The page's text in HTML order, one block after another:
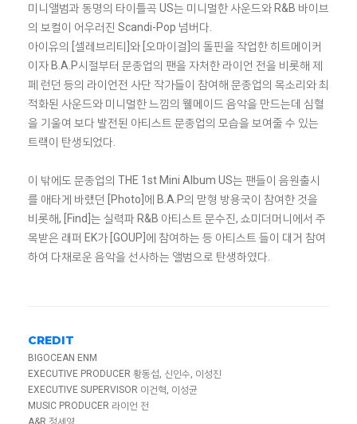
미니앨범과 동명의 타이틀곡 US는 미니멀한 사운드와 R&B 바이브
의 보컬이 어우러진 Scandi-Pop 넘버다.
아이유의 [셀레브리티]와 [오마이걸]의 돌핀을 작업한 히트메이커
이자 B.A.P시절부터 문종업의 팬을 자처한 라이언 전을 비롯해 제
페 런던 등의 라이언전 사단 작가들이 참여해 문종업의 목소리와 최
적화된 사운드와 미니멀한 느낌의 웰메이드 음악을 만드는데 심혈
을 기울여 보다 발전된 아티스트 문종업의 모습을 보여줄 수 있는
트랙이 탄생되었다.
이 밖에도 문종업의 THE 1st Mini Album US는 팬들이 음원출시
를 애타게 바랬던 [Photo]에 B.A.P의 맏형 방용국이 참여한 것을
비롯해, [Find]는 실력파 R&B 아티스트 문수진, 쇼미더머니에서 주
목받은 래퍼 EK가 [GOUP]에 참여하는 등 아티스트 들이 대거 참여
하여 다채로운 음악을 선사하는 앨범으로 탄생하였다.
CREDIT
BIGOCEAN ENM
EXECUTIVE PRODUCER 황동섭, 신인수, 이성진
EXECUTIVE SUPERVISOR 이건혁, 이성균
MUSIC PRODUCER 라이언 전
A&R 정세영